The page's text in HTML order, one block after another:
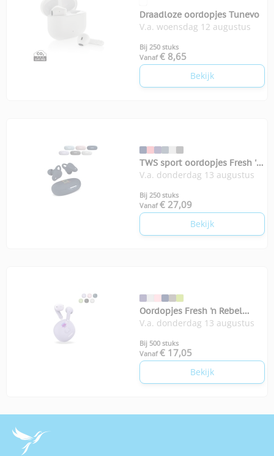
Draadloze oordopjes Tunevo
V.a. woensdag 12 augustus
Bij 250 stuks
Vanaf € 8,65
Bekijk
TWS sport oordopjes Fresh 'n
Rebel
V.a. donderdag 13 augustus
Bij 250 stuks
Vanaf € 27,09
Bekijk
Oordopjes Fresh 'n Rebel
Twins Core 2
V.a. donderdag 13 augustus
Bij 500 stuks
Vanaf € 17,05
Bekijk